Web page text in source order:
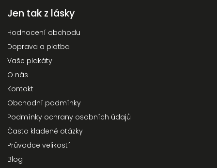
Jen tak z lásky
Hodnocení obchodu
Doprava a platba
Vaše plakáty
O nás
Kontakt
Obchodní podmínky
Podmínky ochrany osobních údajů
Často kladené otázky
Průvodce velikostí
Blog